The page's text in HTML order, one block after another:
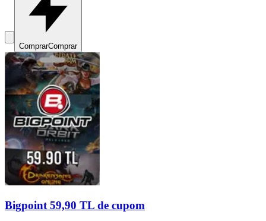
ComprarComprar
Bigpoint 59,90 TL de cupom